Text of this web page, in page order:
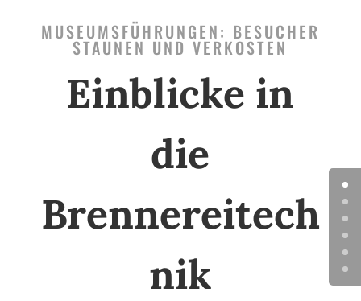
MUSEUMSFÜHRUNGEN: BESUCHER
STAUNEN UND VERKOSTEN
Einblicke in
die
Brennereitech
nik